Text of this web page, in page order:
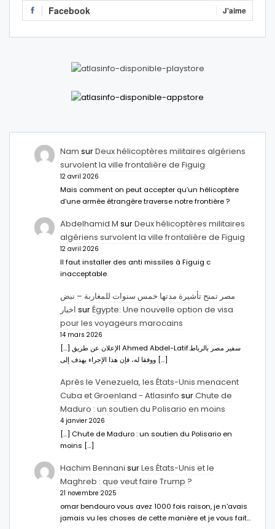
Facebook J'aime
Nam surDeux hélicoptères militaires algériens
survolent la ville frontalière de Figuig
12 avril 2026
Mais comment on peut accepter qu’un hélicoptère
d’une armée étrangère traverse notre frontière ?
Abdelhamid M surDeux hélicoptères militaires
algériens survolent la ville frontalière de Figuig
12 avril 2026
Il faut installer des anti missiles à Figuig c
inacceptable
مصر تمنح تأشيرة مدتها خمس سنوات للمغاربة – نبض
اخبار surÉgypte: Une nouvelle option de visa
pour les voyageurs marocains
14 mars 2026
[…] الإعلان عن طريق Ahmed Abdel-Latifسفير مصر بالرباط.
ووفقا له، فإن هذا الإجراء يهدف إلى […]
Après le Venezuela, les États-Unis menacent
Cuba et Groenland - Atlasinfo surChute de
Maduro : un soutien du Polisario en moins
4 janvier 2026
[…] Chute de Maduro : un soutien du Polisario en
moins […]
Hachim Bennani surLes États-Unis et le
Maghreb : que veut faire Trump ?
21 novembre 2025
omar bendouro vous avez 1000 fois raison, je n'avais
jamais vu les choses de cette manière et je vous fait…